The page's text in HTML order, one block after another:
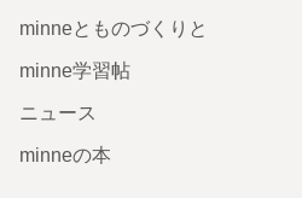
minneとものづくりと
minne学習帖
ニュース
minneの本